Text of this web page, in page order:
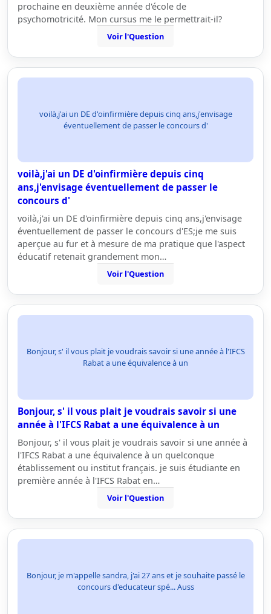
prochaine en deuxième année d'école de
psychomotricité. Mon cursus me le permettrait-il?
Voir l'Question
voilà,j'ai un DE d'oinfirmière depuis cinq ans,j'envisage
éventuellement de passer le concours d'
voilà,j'ai un DE d'oinfirmière depuis cinq
ans,j'envisage éventuellement de passer le
concours d'
voilà,j'ai un DE d'oinfirmière depuis cinq ans,j'envisage
éventuellement de passer le concours d'ES;je me suis
aperçue au fur et à mesure de ma pratique que l'aspect
éducatif retenait grandement mon…
Voir l'Question
Bonjour, s' il vous plait je voudrais savoir si une année à l'IFCS
Rabat a une équivalence à un
Bonjour, s' il vous plait je voudrais savoir si une
année à l'IFCS Rabat a une équivalence à un
Bonjour, s' il vous plait je voudrais savoir si une année à
l'IFCS Rabat a une équivalence à un quelconque
établissement ou institut français. je suis étudiante en
première année à l'IFCS Rabat en…
Voir l'Question
Bonjour, je m'appelle sandra, j'ai 27 ans et je souhaite passé le
concours d'educateur spé... Auss